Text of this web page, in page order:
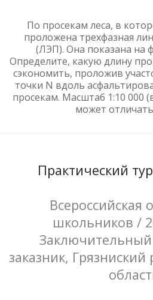
По просекам леса, в
проложена трехфазная
(ЛЭП). Она показана на
Определите, какую длину
сэкономить, проложив
точки N вдоль
просекам. Масштаб 1:10 000
может
Практический
Всероссийская
школьников /
заказник,